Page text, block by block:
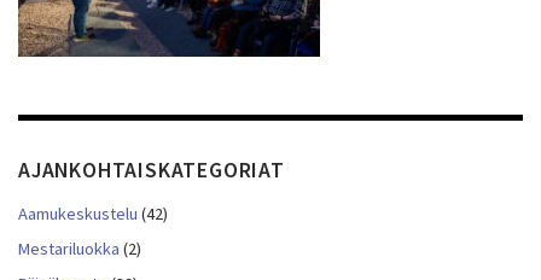
AJANKOHTAISKATEGORIAT
Aamukeskustelu (42)
Mestariluokka (2)